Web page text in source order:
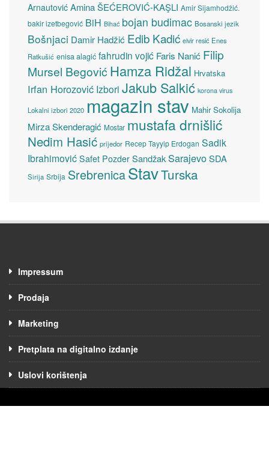
Arnautović Amina ŠEĆEROVIĆ-KAŞLI Amir Sijamhodžić.
bakir izetbegović BiH Bihać bojan budimac Bosanski jezik
Bošnjaci Damir Hadžić Edib Kadić elvir resić Enes
Ratkušić enisa alagić fahrudin vojić Faris Nanić Filip
Mursel Begović Hamza Ridžal Hrvatska
Irfan Horozović Izbori Jakub Salkić korona virus
Lokalni izbori 2020 magazin stav Mahir Sokolija
Mirza Skenderagić Mostar mustafa drnišlić
Nedim Hasić prijedor Recep Tayyip Erdogan Sadik
Ibrahimović Safet Pozder SandžakSarajevoSDA
Sirija Srbija SrebrenicaStavTurska
Impressum
Prodaja
Marketing
Pretplata na digitalno izdanje
Uslovi korištenja